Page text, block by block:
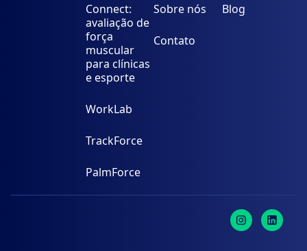
Connect:
avaliação de
força
muscular
para clínicas
e esporte
WorkLab
TrackForce
PalmForce
Sobre nós
Contato
Blog